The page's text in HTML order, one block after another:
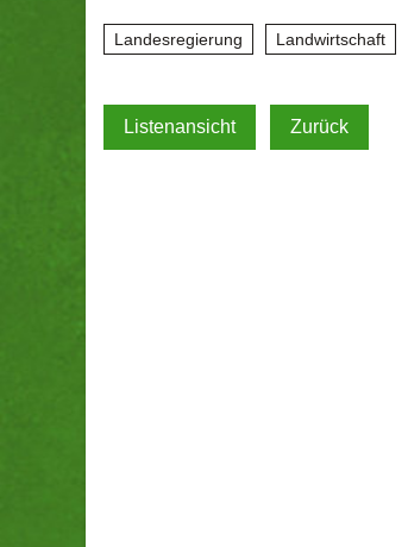
Landesregierung Landwirtschaft
Listenansicht Zurück